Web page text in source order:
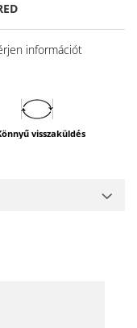
információt
visszaküldés